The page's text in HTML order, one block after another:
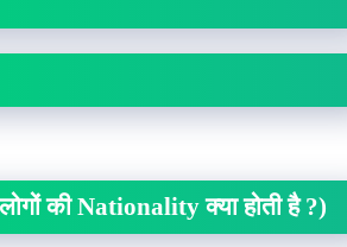
की Nationality क्या होती है ?)